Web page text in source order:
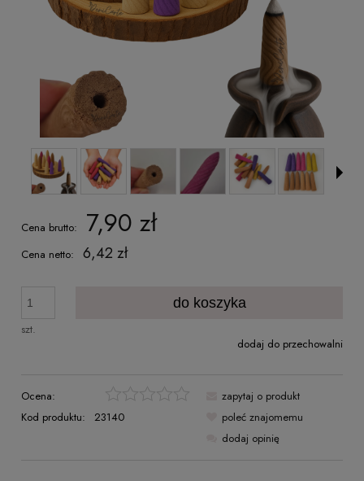
Cena brutto: 7,90 zł
Cena netto: 6,42 zł
szt.
do koszyka
dodaj do przechowalni
Ocena:
Kod produktu:
23140
zapytaj o produkt
poleć znajomemu
dodaj opinię